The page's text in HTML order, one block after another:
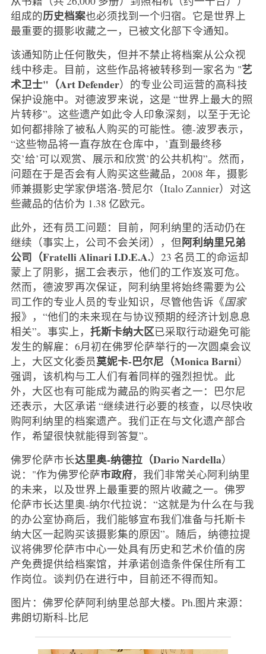
组成的历史档案也必须找到一个归宿。它是世界上
最重要的摄影收藏之一，已被文化部下令通知。
该通知防止任何散失，但并不禁止将档案从公众视
线中移走。目前，这些作品将被转移到一家名为 "艺
术卫士"（Art Defender）的专业公司运营的高科技
保护设施中。对德波罗来说，这是 “世界上最大的照
片转移”。这些遗产如此令人印象深刻，以至于无论
如何都排除了被私人购买的可能性。德-波罗表示，
“这些物品将一直存放在仓库中，’直到最终移
交’给’可以观赏、展示和欣赏’的公共机构”。然而，
问题在于是否会有人购买这些藏品，2008 年，摄影
师兼摄影史学家伊塔洛-赞尼尔（Italo Zannier）对这
些藏品的估价为 1.38 亿欧元。
此外，还有员工问题：目前，阿利纳里的活动仍在
继续（事实上，公司不会关闭），但阿利纳里兄弟
公司（Fratelli Alinari I.D.E.A.）23 名员工的命运却
蒙上了阴影，据工会表示，他们的工作岌岌可危。
然而，德波罗再次保证，阿利纳里将始终需要为公
司工作的专业人员的专业知识，尽管他告诉《国家
报》，“他们的未来现在与协议预期的经济计划息息
相关”。事实上， 托斯卡纳大区已采取行动避免可能
发生的解雇：6月初在佛罗伦萨举行的一次圆桌会议
上，大区文化委员莫妮卡-巴尔尼（Monica Barni）
强调，该机构与工人们有着同样的强烈担忧。此
外，大区也有可能成为藏品的购买者之一：巴尔尼
还表示，大区承诺 “继续进行必要的核查，以尽快收
购阿利纳里的档案遗产。我们正在与文化遗产部合
作，希望很快就能得到答复”。
佛罗伦萨市长达里奥-纳德拉（Dario Nardella）
说："作为佛罗伦萨市政府，我们非常关心阿利纳里
的未来，以及世界上最重要的照片收藏之一。佛罗
伦萨市长达里奥-纳尔代拉说：“这就是为什么在与我
的办公室协商后，我们能够宣布我们准备与托斯卡
纳大区一起购买该摄影集的原因”。随后，纳德拉提
议将佛罗伦萨市中心一处具有历史和艺术价值的房
产免费提供给档案馆，并承诺创造条件保住所有工
作岗位。谈判仍在进行中，目前还不得而知。
图片：佛罗伦萨阿利纳里总部大楼。Ph.图片来源：
弗朗切斯科-比尼